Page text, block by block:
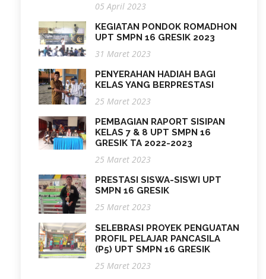
05 April 2023
KEGIATAN PONDOK ROMADHON
UPT SMPN 16 GRESIK 2023
31 Maret 2023
PENYERAHAN HADIAH BAGI
KELAS YANG BERPRESTASI
25 Maret 2023
PEMBAGIAN RAPORT SISIPAN
KELAS 7 & 8 UPT SMPN 16
GRESIK TA 2022-2023
25 Maret 2023
PRESTASI SISWA-SISWI UPT
SMPN 16 GRESIK
25 Maret 2023
SELEBRASI PROYEK PENGUATAN
PROFIL PELAJAR PANCASILA
(P5) UPT SMPN 16 GRESIK
25 Maret 2023